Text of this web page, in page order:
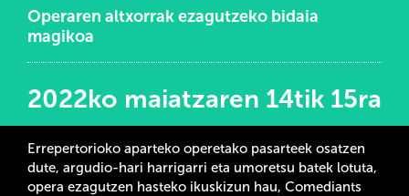
Operaren altxorrak ezagutzeko bidaia
magikoa
2022ko maiatzaren 14tik 15ra
Errepertorioko aparteko operetako pasarteek osatzen
dute, argudio-hari harrigarri eta umoretsu batek lotuta,
opera ezagutzen hasteko ikuskizun hau, Comediants